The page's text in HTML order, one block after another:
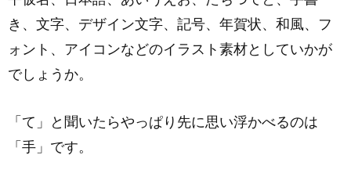
き、文字、デザイン文字、記号、年賀状、和風、フ
ォント、アイコンなどのイラスト素材としていかが
でしょうか。
「て」と聞いたらやっぱり先に思い浮かべるのは
「手」です。